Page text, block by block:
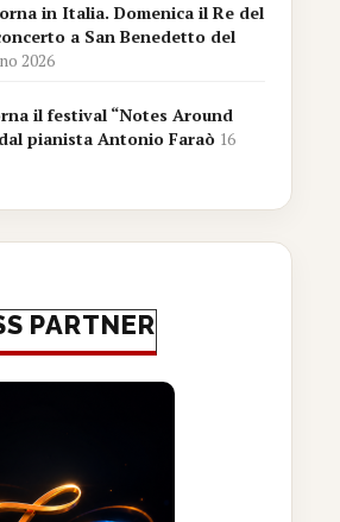
in Italia. Domenica il Re del
a San Benedetto del
2026
il festival “Notes Around
pianista Antonio Faraò 16
PARTNER